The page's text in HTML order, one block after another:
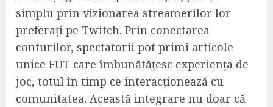
simplu prin vizionarea streamerilor lor
preferați pe Twitch. Prin conectarea
conturilor, spectatorii pot primi articole
unice FUT care îmbunătățesc experiența de
joc, totul în timp ce interacționează cu
comunitatea. Această integrare nu doar că